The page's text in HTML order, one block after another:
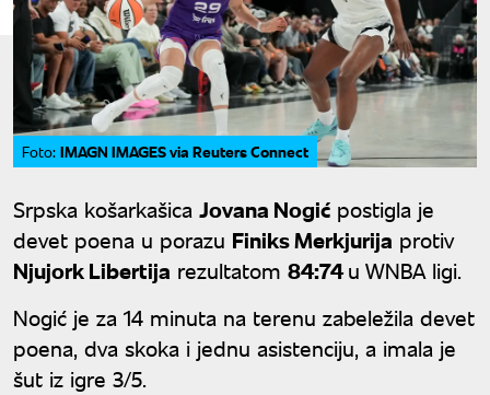
Foto: IMAGN IMAGES via Reuters Connect
Srpska košarkašica Jovana Nogić postigla je
devet poena u porazu Finiks Merkjurija protiv
Njujork Libertija rezultatom 84:74u WNBA ligi.
Nogić je za 14 minuta na terenu zabeležila devet
poena, dva skoka i jednu asistenciju, a imala je
šut iz igre 3/5.